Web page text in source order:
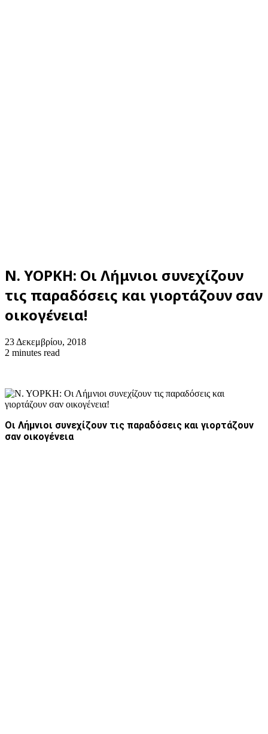
Ν. ΥΟΡΚΗ: Οι Λήμνιοι συνεχίζουν
τις παραδόσεις και γιορτάζουν σαν
οικογένεια!
23 Δεκεμβρίου, 2018
2 minutes read
Οι Λήμνιοι συνεχίζουν τις παραδόσεις και γιορτάζουν
σαν οικογένεια